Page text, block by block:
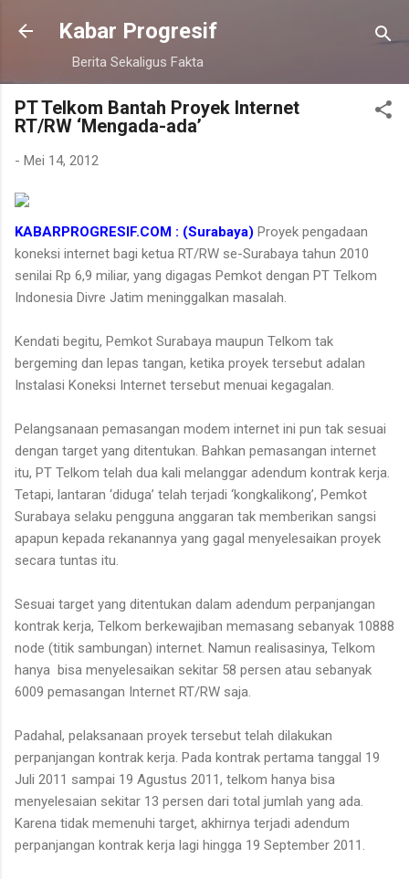
Langsung ke konten utama
Kabar Progresif
Berita Sekaligus Fakta
PT Telkom Bantah Proyek Internet
RT/RW ‘Mengada-ada’
- Mei 14, 2012
KABARPROGRESIF.COM : (Surabaya) Proyek pengadaan
koneksi internet bagi ketua RT/RW se-Surabaya tahun 2010
senilai Rp 6,9 miliar, yang digagas Pemkot dengan PT Telkom
Indonesia Divre Jatim meninggalkan masalah.
Kendati begitu, Pemkot Surabaya maupun Telkom tak
bergeming dan lepas tangan, ketika proyek tersebut adalan
Instalasi Koneksi Internet tersebut menuai kegagalan.
Pelangsanaan pemasangan modem internet ini pun tak sesuai
dengan target yang ditentukan. Bahkan pemasangan internet
itu, PT Telkom telah dua kali melanggar adendum kontrak kerja.
Tetapi, lantaran ‘diduga’ telah terjadi ‘kongkalikong’, Pemkot
Surabaya selaku pengguna anggaran tak memberikan sangsi
apapun kepada rekanannya yang gagal menyelesaikan proyek
secara tuntas itu.
Sesuai target yang ditentukan dalam adendum perpanjangan
kontrak kerja, Telkom berkewajiban memasang sebanyak 10888
node (titik sambungan) internet. Namun realisasinya, Telkom
hanya bisa menyelesaikan sekitar 58 persen atau sebanyak
6009 pemasangan Internet RT/RW saja.
Padahal, pelaksanaan proyek tersebut telah dilakukan
perpanjangan kontrak kerja. Pada kontrak pertama tanggal 19
Juli 2011 sampai 19 Agustus 2011, telkom hanya bisa
menyelesaian sekitar 13 persen dari total jumlah yang ada.
Karena tidak memenuhi target, akhirnya terjadi adendum
perpanjangan kontrak kerja lagi hingga 19 September 2011.